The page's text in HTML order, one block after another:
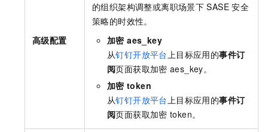
高级配置
的组织架构调整或离职场景下 SASE 安全
策略的时效性。
加密 aes_key
从钉钉开放平台上目标应用的事件订
阅页面获取加密 aes_key。
加密 token
从钉钉开放平台上目标应用的事件订
阅页面获取加密 token。